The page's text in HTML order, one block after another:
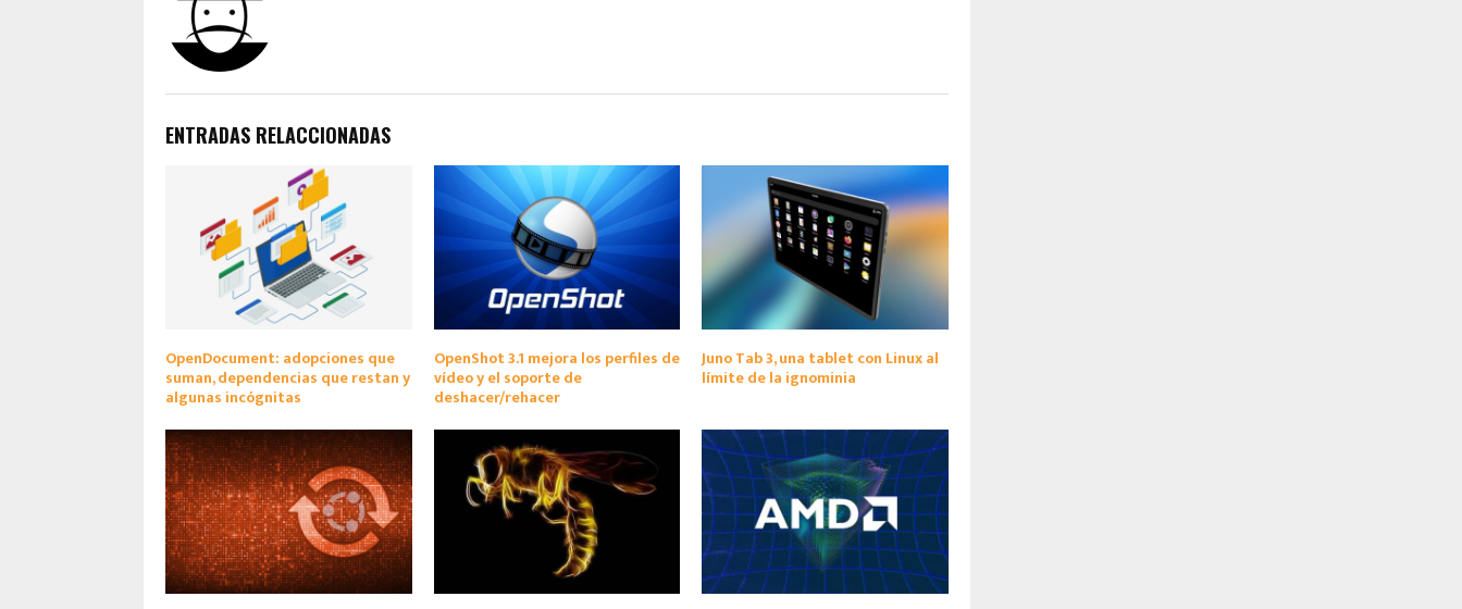
ENTRADAS RELACCIONADAS
OpenDocument: adopciones que
suman, dependencias que restan y
algunas incógnitas
OpenShot 3.1 mejora los perfiles de
vídeo y el soporte de
deshacer/rehacer
Juno Tab 3, una tablet con Linux al
límite de la ignominia